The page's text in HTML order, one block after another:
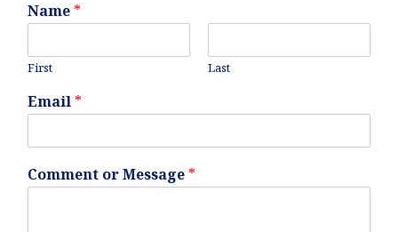
Name *
First Last
Email *
Comment or Message *